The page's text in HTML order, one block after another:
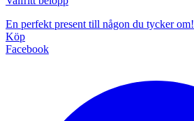
En perfekt present till någon du tycker om!
Köp
Facebook